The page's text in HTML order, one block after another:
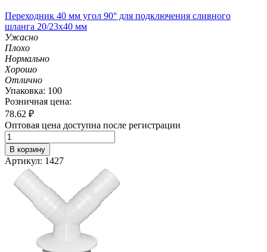
Переходник 40 мм угол 90° для подключения сливного
шланга 20/23х40 мм
Ужасно
Плохо
Нормально
Хорошо
Отлично
Упаковка: 100
Розничная цена:
78.62 ₽
Оптовая цена доступна после регистрации
В корзину
Артикул: 1427